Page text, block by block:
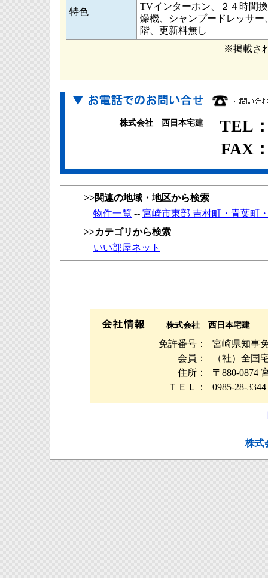
特色
TVインターホン、２４時間
燥機、シャンプードレッサ
階、更新料無し
※掲載さ
株式会社 西日本宅建
TEL
FAX
>>関連の地域・地区から検索
物件一覧 -- 宮崎市東部 吉村町・青葉町
>>カテゴリから検索
いい部屋ネット
株式会社 西日本宅建
免許番号：
宮崎県知事
会員：
（社）全国
住所：
〒880-0874
ＴＥＬ：
0985-28-3344
株式